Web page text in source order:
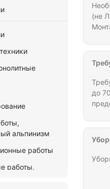
область
альпинизм
работы
работы,
(не
до